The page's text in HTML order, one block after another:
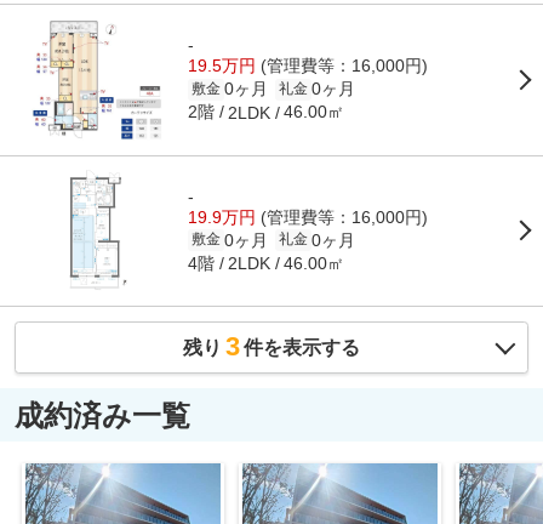
-
19.5万円 (管理費等：16,000円)
敷金 0ヶ月 礼金 0ヶ月
2階 2LDK 46.00㎡
-
19.9万円 (管理費等：16,000円)
敷金 0ヶ月 礼金 0ヶ月
4階 2LDK 46.00㎡
残り 3件を表示する
成約済み一覧